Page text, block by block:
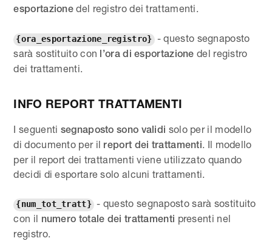
esportazione del registro dei trattamenti.
{ora_esportazione_registro} - questo segnaposto
sarà sostituito con l’ora di esportazione del registro
dei trattamenti.
INFO REPORT TRATTAMENTI
I seguenti segnaposto sono validi solo per il modello
di documento per il report dei trattamenti. Il modello
per il report dei trattamenti viene utilizzato quando
decidi di esportare solo alcuni trattamenti.
{num_tot_tratt} - questo segnaposto sarà sostituito
con il numero totale dei trattamenti presenti nel
registro.